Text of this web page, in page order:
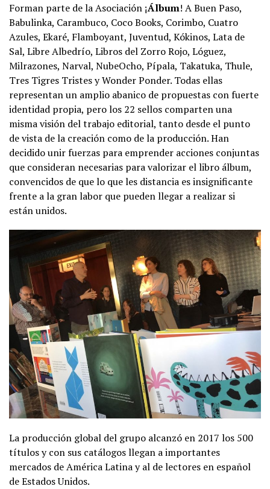
Forman parte de la ​Asociación ¡Álbum! ​A Buen Paso​, ​
Babulinka​, ​Carambuco​, ​Coco Books​, Corimbo​, ​Cuatro
Azules​, ​Ekaré​, ​Flamboyant,​ ​Juventud​, ​Kókinos​, Lata de
Sal, ​Libre Albedrío​, Libros del Zorro Rojo​, ​Lóguez​, ​
Milrazones,​ ​Narval​, ​NubeOcho​, ​Pípala​, ​Takatuka​, ​Thule​, ​
Tres Tigres Tristes y ​Wonder Ponder​. Todas ellas
representan un amplio abanico de propuestas con fuerte
identidad propia, pero ​los 22 sellos comparten una
misma visión del trabajo editorial​, tanto desde el punto
de vista de la creación como de la producción. Han
decidido unir fuerzas para ​emprender acciones conjuntas
que consideran necesarias para valorizar el libro álbum,
convencidos de que lo que les distancia es insignificante
frente a la gran labor que pueden llegar a realizar si
están unidos.
La producción global del grupo alcanzó en 2017 los ​500
títulos y con sus catálogos llegan a importantes
mercados de América Latina y al de lectores en español
de Estados Unidos.